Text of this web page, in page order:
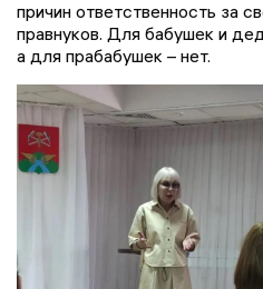
причин ответственность за
правнуков. Для бабушек и
а для прабабушек – нет.